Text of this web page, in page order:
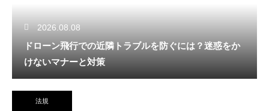
2026.08.08
ドローン飛行での近隣トラブルを防ぐには？迷惑をか
けないマナーと対策
法規